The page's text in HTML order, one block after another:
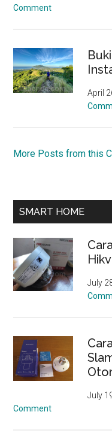
Comment
April
More Posts from this
SMART HOME
July
July
Comment